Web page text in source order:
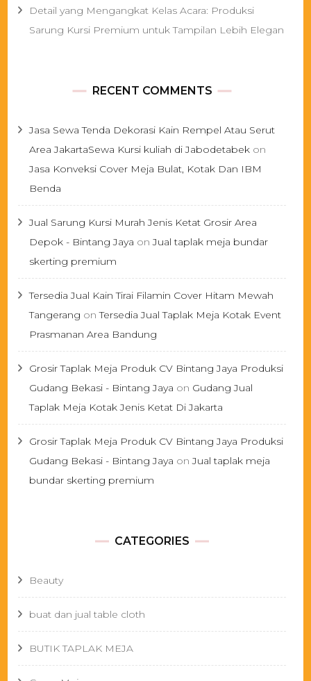
Detail yang Mengangkat Kelas Acara: Produksi
Sarung Kursi Premium untuk Tampilan Lebih Elegan
RECENT COMMENTS
Jasa Sewa Tenda Dekorasi Kain Rempel Atau Serut
Area JakartaSewa Kursi kuliah di Jabodetabek on
Jasa Konveksi Cover Meja Bulat, Kotak Dan IBM
Benda
Jual Sarung Kursi Murah Jenis Ketat Grosir Area
Depok - Bintang Jaya onJual taplak meja bundar
skerting premium
Tersedia Jual Kain Tirai Filamin Cover Hitam Mewah
Tangerang onTersedia Jual Taplak Meja Kotak Event
Prasmanan Area Bandung
Grosir Taplak Meja Produk CV Bintang Jaya Produksi
Gudang Bekasi - Bintang Jaya on Gudang Jual
Taplak Meja Kotak Jenis Ketat Di Jakarta
Grosir Taplak Meja Produk CV Bintang Jaya Produksi
Gudang Bekasi - Bintang Jaya onJual taplak meja
bundar skerting premium
CATEGORIES
Beauty
buat dan jual table cloth
BUTIK TAPLAK MEJA